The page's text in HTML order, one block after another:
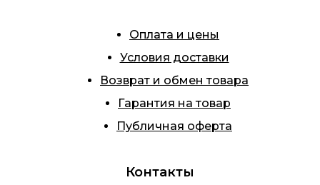
Оплата и цены
Условия доставки
Возврат и обмен товара
Гарантия на товар
Публичная оферта
Контакты